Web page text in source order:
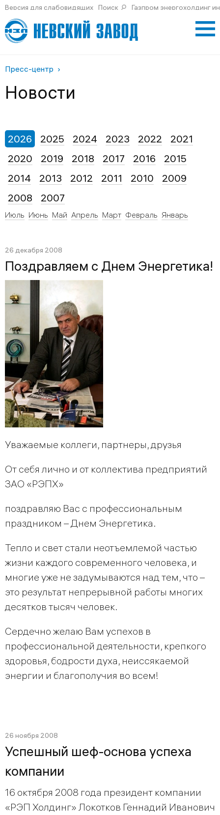
Версия для слабовидящих Поиск Газпром энергохолдинг
Пресс-центр
Новости
2026
Июль Июнь Май Апрель Март Февраль Январь
2025 2024 2023 2022
2021
2020
2019 2018 2017 2016
2015
2014
2013 2012 2011 2010
2009
2008
2007
26 декабря 2008
Поздравляем с Днем Энергетика!
Уважаемые коллеги, партнеры, друзья
От себя лично и от коллектива предприятий
ЗАО «РЭПХ»
поздравляю Вас с профессиональным
праздником – Днем Энергетика.
Тепло и свет стали неотъемлемой частью
жизни каждого современного человека, и
многие уже не задумываются над тем, что –
это результат непрерывной работы многих
десятков тысяч человек.
Сердечно желаю Вам успехов в
профессиональной деятельности, крепкого
здоровья, бодрости духа, неиссякаемой
энергии и благополучия во всем!
26 ноября 2008
Успешный шеф-основа успеха
компании
16 октября 2008 года президент компании
«РЭП Холдинг» Локотков Геннадий Иванович